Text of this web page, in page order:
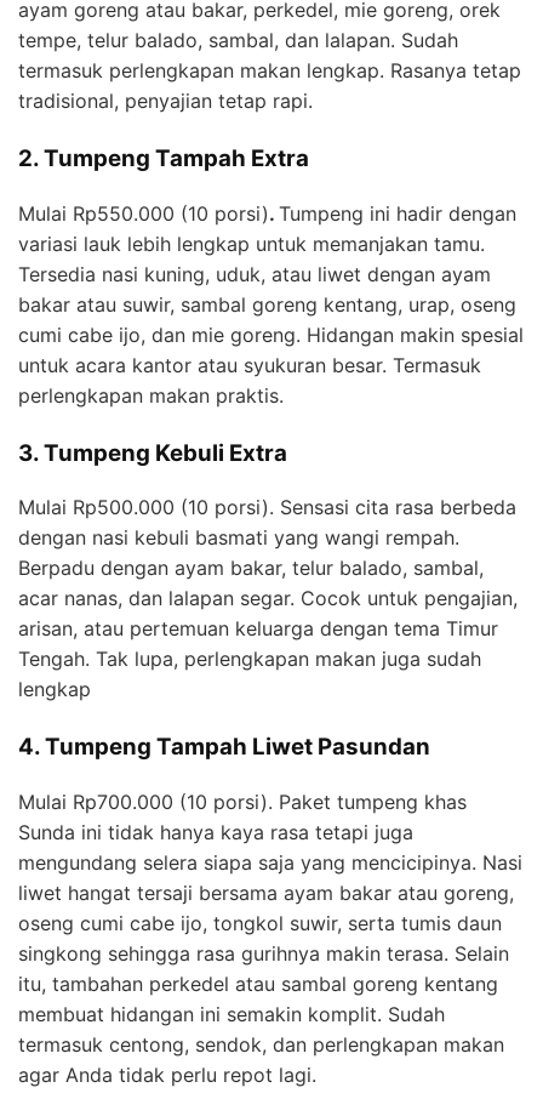
ayam goreng atau bakar, perkedel, mie goreng, orek
tempe, telur balado, sambal, dan lalapan. Sudah
termasuk perlengkapan makan lengkap. Rasanya tetap
tradisional, penyajian tetap rapi.
2. Tumpeng Tampah Extra
Mulai Rp550.000 (10 porsi). Tumpeng ini hadir dengan
variasi lauk lebih lengkap untuk memanjakan tamu.
Tersedia nasi kuning, uduk, atau liwet dengan ayam
bakar atau suwir, sambal goreng kentang, urap, oseng
cumi cabe ijo, dan mie goreng. Hidangan makin spesial
untuk acara kantor atau syukuran besar. Termasuk
perlengkapan makan praktis.
3. Tumpeng Kebuli Extra
Mulai Rp500.000 (10 porsi). Sensasi cita rasa berbeda
dengan nasi kebuli basmati yang wangi rempah.
Berpadu dengan ayam bakar, telur balado, sambal,
acar nanas, dan lalapan segar. Cocok untuk pengajian,
arisan, atau pertemuan keluarga dengan tema Timur
Tengah. Tak lupa, perlengkapan makan juga sudah
lengkap
4. Tumpeng Tampah Liwet Pasundan
Mulai Rp700.000 (10 porsi). Paket tumpeng khas
Sunda ini tidak hanya kaya rasa tetapi juga
mengundang selera siapa saja yang mencicipinya. Nasi
liwet hangat tersaji bersama ayam bakar atau goreng,
oseng cumi cabe ijo, tongkol suwir, serta tumis daun
singkong sehingga rasa gurihnya makin terasa. Selain
itu, tambahan perkedel atau sambal goreng kentang
membuat hidangan ini semakin komplit. Sudah
termasuk centong, sendok, dan perlengkapan makan
agar Anda tidak perlu repot lagi.